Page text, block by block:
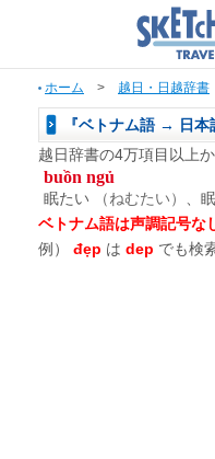
ホーム > 越日・日越辞書
『ベトナム語 → 日
越日辞書の4万項目以上
buồn ngủ
眠たい （ねむたい） 、
ベトナム語は声調記号な
例）
đẹp は dep でも検